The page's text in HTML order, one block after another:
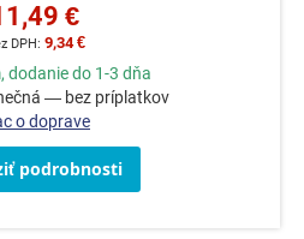
€
9,34 €
dodanie do 1-3 dňa
— bez príplatkov
o doprave
podrobnosti